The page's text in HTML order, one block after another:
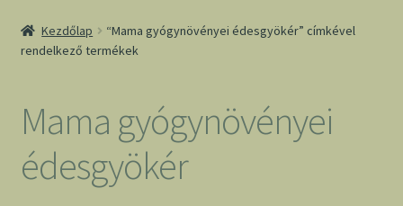
Kezdőlap
“Mama gyógynövényei édesgyökér” címkével
rendelkező termékek
Mama gyógynövényei
édesgyökér